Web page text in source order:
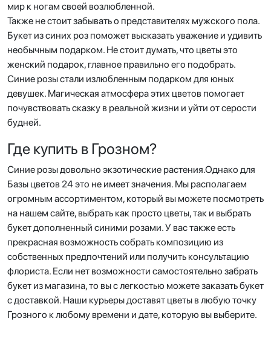
мир к ногам своей возлюбленной.
Также не стоит забывать о представителях мужского пола.
Букет из синих роз поможет высказать уважение и удивить
необычным подарком. Не стоит думать, что цветы это
женский подарок, главное правильно его подобрать.
Синие розы стали излюбленным подарком для юных
девушек. Магическая атмосфера этих цветов помогает
почувствовать сказку в реальной жизни и уйти от серости
будней.
Где купить в Грозном?
Синие розы довольно экзотические растения.Однако для
Базы цветов 24 это не имеет значения. Мы располагаем
огромным ассортиментом, который вы можете посмотреть
на нашем сайте, выбрать как просто цветы, так и выбрать
букет дополненный синими розами. У вас также есть
прекрасная возможность собрать композицию из
собственных предпочтений или получить консультацию
флориста. Если нет возможности самостоятельно забрать
букет из магазина, то вы с легкостью можете заказать букет
с доставкой. Наши курьеры доставят цветы в любую точку
Грозного к любому времени и дате, которую вы выберите.